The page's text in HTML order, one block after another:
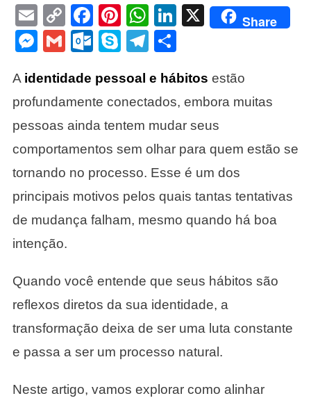
Comportamentos
A
Partir
De
Você
Se
EmailCopy
Link
Facebook
Pinterest
WhatsApp
LinkedIn
X Share
Messenger
GmailOutlook.com
SkypeTelegram
A identidade pessoal e hábitos estão
profundamente conectados, embora muitas
pessoas ainda tentem mudar seus
comportamentos sem olhar para quem estão se
tornando no processo. Esse é um dos
principais motivos pelos quais tantas tentativas
de mudança falham, mesmo quando há boa
intenção.
Quando você entende que seus hábitos são
reflexos diretos da sua identidade, a
transformação deixa de ser uma luta constante
e passa a ser um processo natural.
Neste artigo, vamos explorar como alinhar